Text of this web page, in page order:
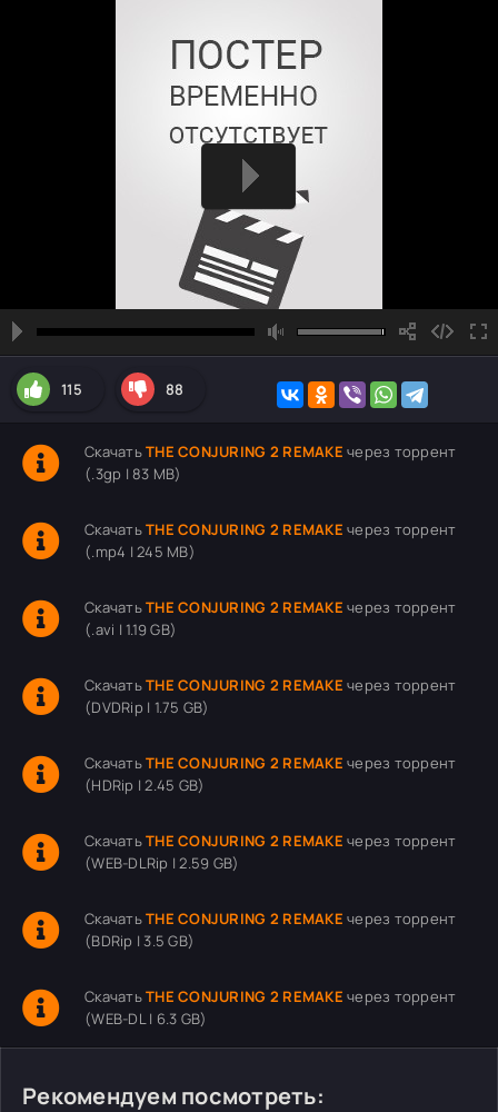
115 88
СкачатьTHE CONJURING 2 REMAKE через торрент
(.3gp | 83 MB)
СкачатьTHE CONJURING 2 REMAKE через торрент
(.mp4 | 245 MB)
СкачатьTHE CONJURING 2 REMAKE через торрент
(.avi | 1.19 GB)
СкачатьTHE CONJURING 2 REMAKE через торрент
(DVDRip | 1.75 GB)
СкачатьTHE CONJURING 2 REMAKE через торрент
(HDRip | 2.45 GB)
СкачатьTHE CONJURING 2 REMAKE через торрент
(WEB-DLRip | 2.59 GB)
СкачатьTHE CONJURING 2 REMAKE через торрент
(BDRip | 3.5 GB)
СкачатьTHE CONJURING 2 REMAKE через торрент
(WEB-DL | 6.3 GB)
Рекомендуем посмотреть: